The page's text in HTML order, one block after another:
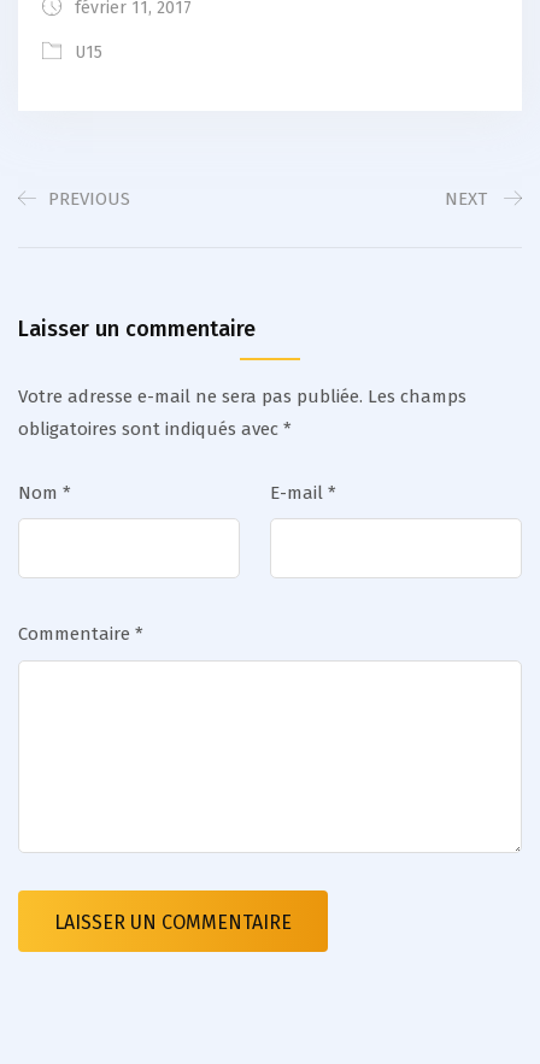
février 11, 2017
U15
PREVIOUS NEXT
Laisser un commentaire
Votre adresse e-mail ne sera pas publiée. Les champs
obligatoires sont indiqués avec *
Nom * E-mail *
Commentaire *